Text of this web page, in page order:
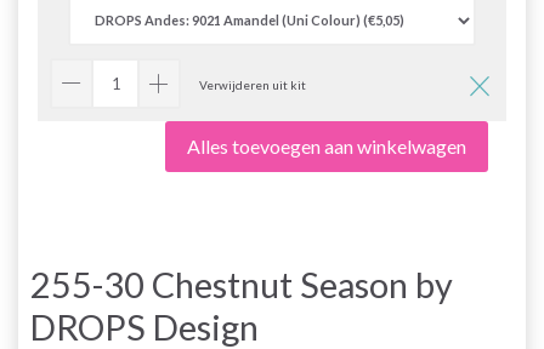
Verwijderen uit kit
Alles toevoegen aan winkelwagen
255-30 Chestnut Season by
DROPS Design